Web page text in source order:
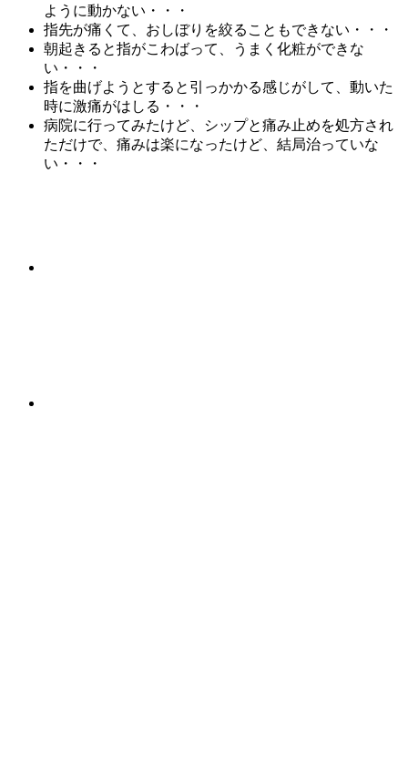
ように動かない・・・
指先が痛くて、おしぼりを絞ることもできない・・・
朝起きると指がこわばって、うまく化粧ができな
い・・・
指を曲げようとすると引っかかる感じがして、動いた
時に激痛がはしる・・・
病院に行ってみたけど、シップと痛み止めを処方され
ただけで、痛みは楽になったけど、結局治っていな
い・・・